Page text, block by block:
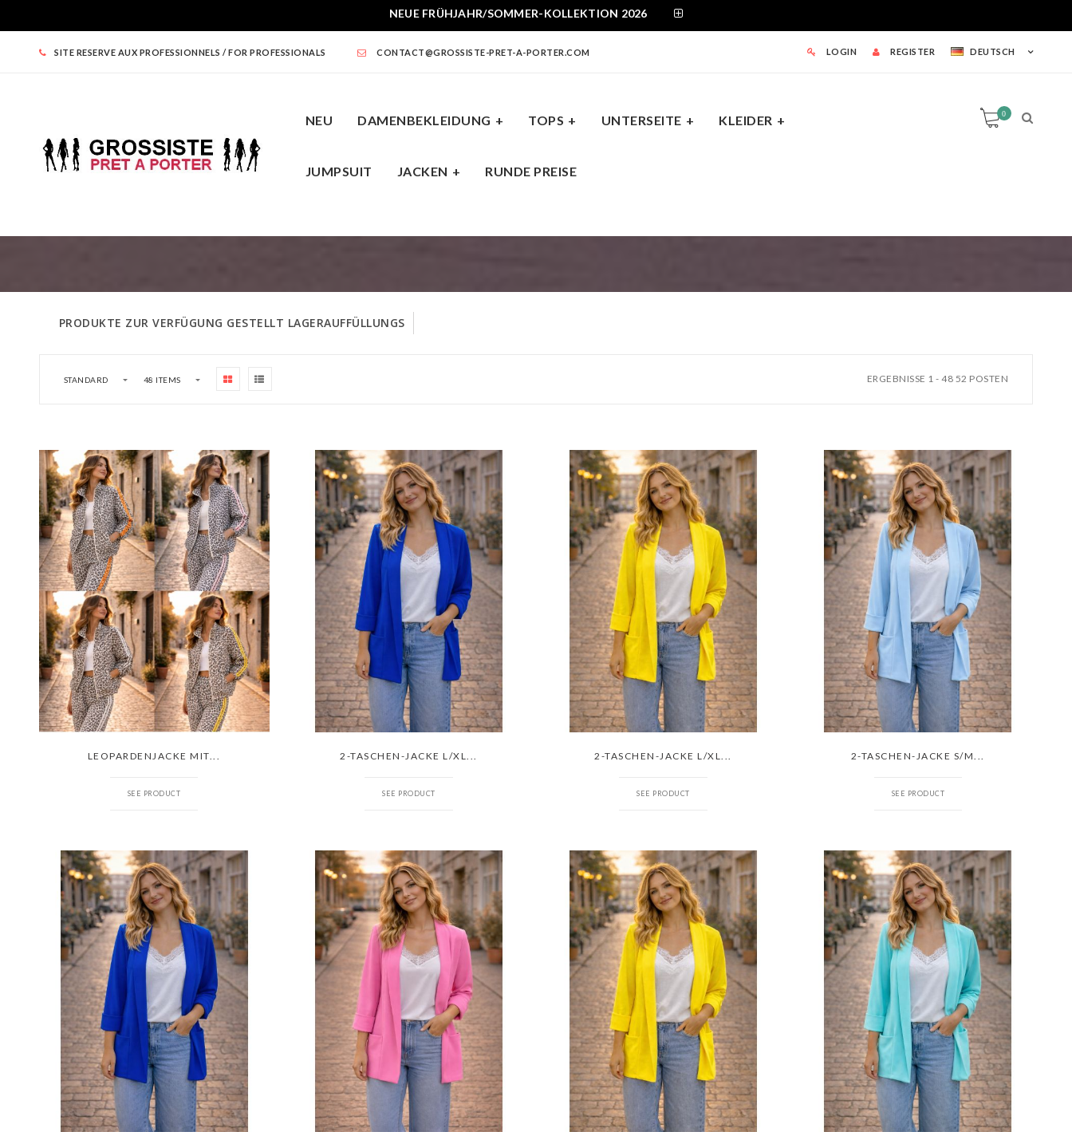
NEUE FRÜHJAHR/SOMMER-KOLLEKTION 2026
SITE RESERVE AUX PROFESSIONNELS / FOR PROFESSIONALS CONTACT@GROSSISTE-PRET-A-PORTER.COM LOGIN REGISTER DEUTSCH
NEU DAMENBEKLEIDUNG TOPS UNTERSEITE KLEIDER
JUMPSUIT JACKEN RUNDE PREISE
0
RUNDE PREISE
PRODUKTE ZUR VERFÜGUNG GESTELLT LAGERAUFFÜLLUNGS
STANDARD 48 ITEMS ERGEBNISSE 1 - 48 52 POSTEN
LEOPARDENJACKE MIT...
SEE PRODUCT
2-TASCHEN-JACKE L/XL...
SEE PRODUCT
2-TASCHEN-JACKE L/XL...
SEE PRODUCT
2-TASCHEN-JACKE S/M...
SEE PRODUCT